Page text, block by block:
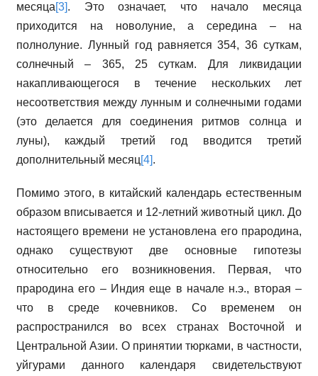
месяца[3]. Это означает, что начало месяца
приходится на новолуние, а середина – на
полнолуние. Лунный год равняется 354, 36 суткам,
солнечный – 365, 25 суткам. Для ликвидации
накапливающегося в течение нескольких лет
несоответствия между лунным и солнечными годами
(это делается для соединения ритмов солнца и
луны), каждый третий год вводится третий
дополнительный месяц[4].
Помимо этого, в китайский календарь естественным
образом вписывается и 12-летний животный цикл. До
настоящего времени не установлена его прародина,
однако существуют две основные гипотезы
относительно его возникновения. Первая, что
прародина его – Индия еще в начале н.э., вторая –
что в среде кочевников. Со временем он
распространился во всех странах Восточной и
Центральной Азии. О принятии тюрками, в частности,
уйгурами данного календаря свидетельствуют